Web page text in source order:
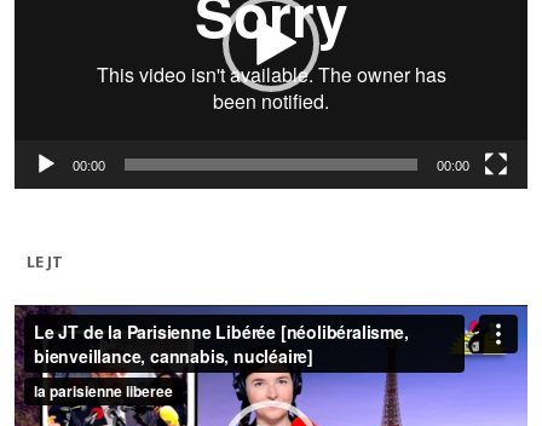
00:00 00:00
LE JT
Lecteur
vidéo